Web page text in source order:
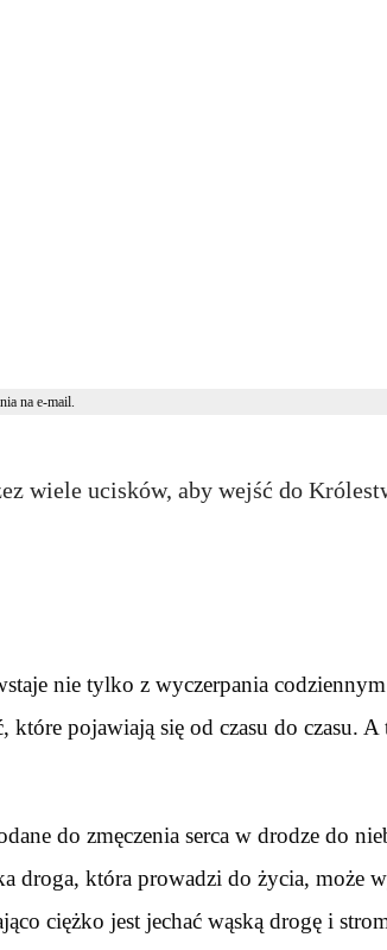
na e-mail.
wiele ucisków, aby wejść do
nie tylko z wyczerpania codziennym
które pojawiają się od czasu do czasu. A
do zmęczenia serca w drodze do
droga, która prowadzi do życia, może
ciężko jest jechać wąską drogę i